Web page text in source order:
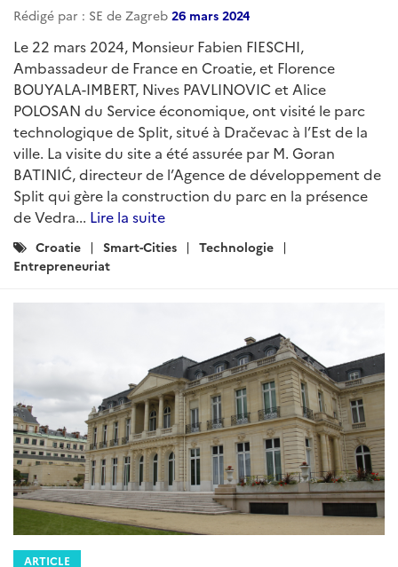
Rédigé par : SE de Zagreb 26 mars 2024
Le 22 mars 2024, Monsieur Fabien FIESCHI,
Ambassadeur de France en Croatie, et Florence
BOUYALA-IMBERT, Nives PAVLINOVIC et Alice
POLOSAN du Service économique, ont visité le parc
technologique de Split, situé à Dračevac à l’Est de la
ville. La visite du site a été assurée par M. Goran
BATINIĆ, directeur de l’Agence de développement de
Split qui gère la construction du parc en la présence
de Vedra... Lire la suite
Catégories
:
Croatie Smart-Cities
Technologie
Entrepreneuriat
ARTICLE